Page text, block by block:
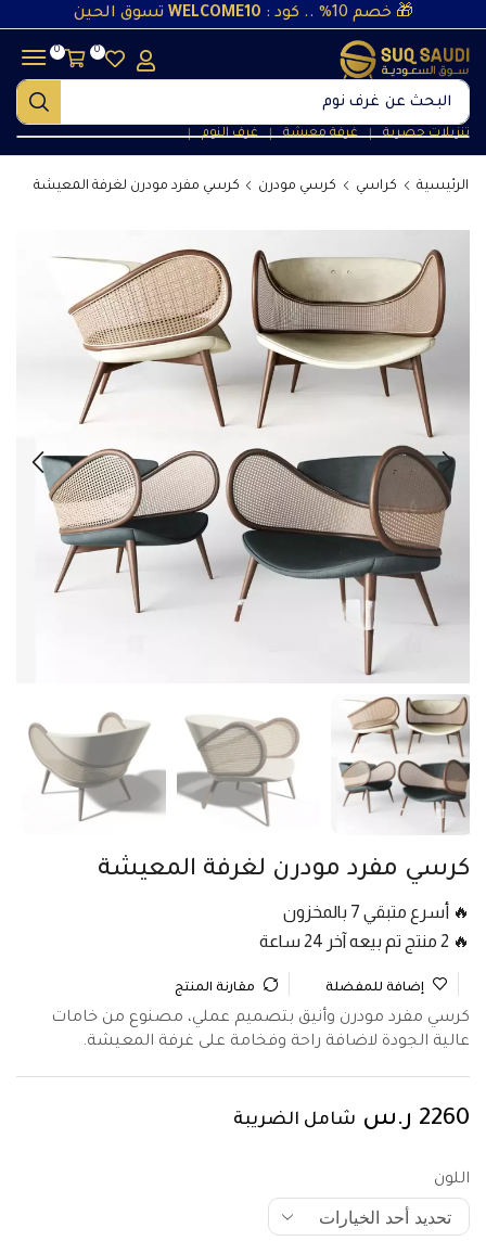
🎁 خصم 10% .. كود : WELCOME10 تسوق الحين
البحث عن غرف طعام
تنزيلات حصرية ❘ غرفة معيشة ❘ غرف النوم ❘
0
0
الرئيسية كراسي كرسي مودرن كرسي مفرد مودرن لغرفة المعيشة
كرسي مفرد مودرن لغرفة المعيشة
🔥 أسرع متبقي 7 بالمخزون
🔥 2 منتج تم بيعه آخر 24 ساعة
إضافة للمفضلة مقارنة المنتج
كرسي مفرد مودرن وأنيق بتصميم عملي، مصنوع من خامات
عالية الجودة لاضافة راحة وفخامة على غرفة المعيشة.
2260 ر.س شامل الضريبة
اللون